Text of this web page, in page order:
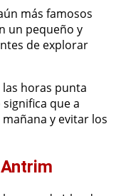
más famosos
un pequeño y
de explorar
horas punta
que a
y evitar los